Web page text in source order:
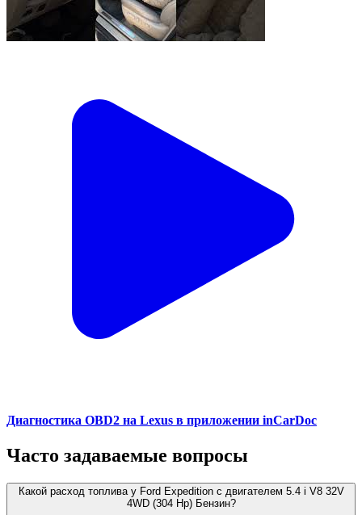
Диагностика OBD2 на Lexus в приложении inCarDoc
Часто задаваемые вопросы
Какой расход топлива у Ford Expedition с двигателем 5.4 i V8 32V
4WD (304 Hp) Бензин?